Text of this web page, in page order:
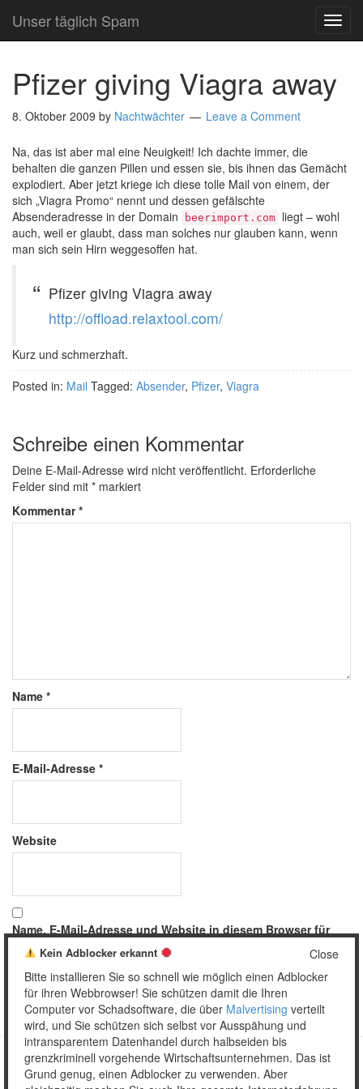
Unser täglich Spam
Pfizer giving Viagra away
8. Oktober 2009 by Nachtwächter Leave a Comment
Na, das ist aber mal eine Neuigkeit! Ich dachte immer, die
behalten die ganzen Pillen und essen sie, bis ihnen das Gemächt
explodiert. Aber jetzt kriege ich diese tolle Mail von einem, der
sich „Viagra Promo“ nennt und dessen gefälschte
Absenderadresse in der Domain
beerimport.com liegt – wohl
auch, weil er glaubt, dass man solches nur glauben kann, wenn
man sich sein Hirn weggesoffen hat.
Pfizer giving Viagra away
http://offload.relaxtool.com/
Kurz und schmerzhaft.
Posted in: Mail Tagged: Absender, Pfizer, Viagra
Schreibe einen Kommentar
Deine E-Mail-Adresse wird nicht veröffentlicht. Erforderliche
Felder sind mit * markiert
Kommentar*
Name *
E-Mail-Adresse *
Website
Name, E-Mail-Adresse und Website in diesem Browser für
meinen nächsten Kommentar speichern.
Copyright © 2026 Unser täglich Spam.
Close
Kein Adblocker erkannt
Bitte installieren Sie so schnell wie möglich einen Adblocker
für ihren Webbrowser! Sie schützen damit die Ihren
Computer vor Schadsoftware, die über Malvertising verteilt
wird, und Sie schützen sich selbst vor Ausspähung und
intransparentem Datenhandel durch halbseiden bis
grenzkriminell vorgehende Wirtschaftsunternehmen. Das ist
Grund genug, einen Adblocker zu verwenden. Aber